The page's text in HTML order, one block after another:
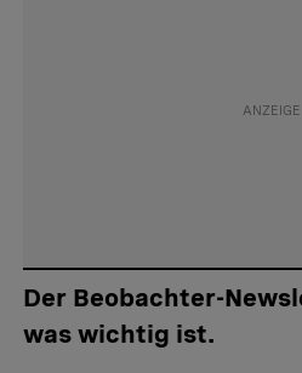
Der Beobachter-
was wichtig ist.